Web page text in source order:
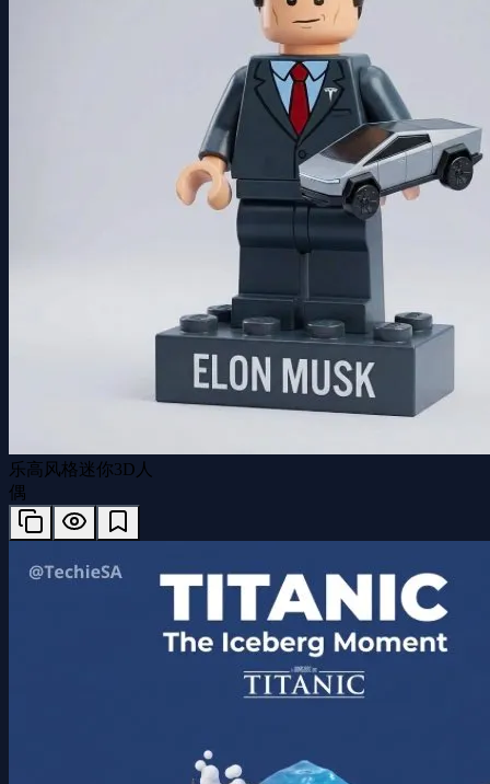
乐高风格迷你3D人
偶